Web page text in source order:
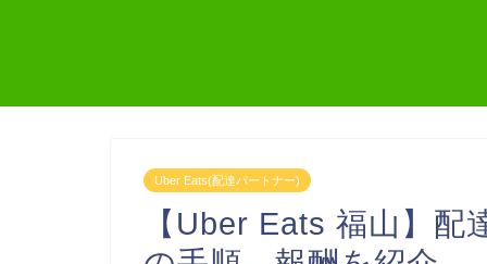
Uber Eats(配達パートナー)
【Uber Eats 福山】